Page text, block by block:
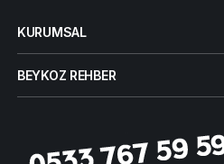
KURUMSAL
BEYKOZ REHBER